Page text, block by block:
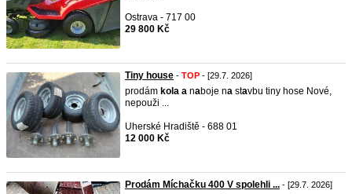
Ostrava - 717 00
29 800 Kč
Tiny house - TOP - [29.7. 2026]
prodám kol a a naboje na stavbu tiny hose Nové,
nepouži ...
Uherské Hradiště - 688 01
12 000 Kč
Prodám Míchačku 400 V spolehli ... - [29.7. 2026]